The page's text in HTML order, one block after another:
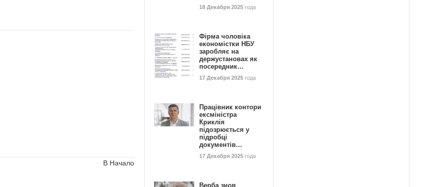
В Начало
18 Декабря 2025 года
Фірма чоловіка
економістки НБУ
заробляє на
держустановах як
посередник…
17 Декабря 2025 года
Працівник контори
ексміністра
Криклія
підозрюється у
підробці
документів…
17 Декабря 2025 года
Верба знов